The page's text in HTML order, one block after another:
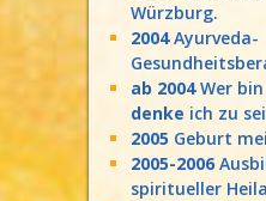
Würzburg.
2004Ayurveda-
ab 2004Wer
denke ich zu
2005 Geburt
2005-2006
spiritueller